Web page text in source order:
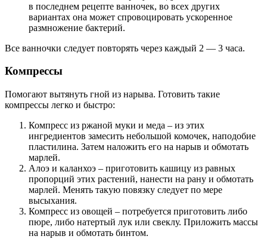
в последнем рецепте ванночек, во всех других
вариантах она может спровоцировать ускоренное
размножение бактерий.
Все ванночки следует повторять через каждый 2 — 3 часа.
Компрессы
Помогают вытянуть гной из нарыва. Готовить такие
компрессы легко и быстро:
Компресс из ржаной муки и меда – из этих
ингредиентов замесить небольшой комочек, наподобие
пластилина. Затем наложить его на нарыв и обмотать
марлей.
Алоэ и каланхоэ – приготовить кашицу из равных
пропорций этих растений, нанести на рану и обмотать
марлей. Менять такую повязку следует по мере
высыхания.
Компресс из овощей – потребуется приготовить либо
пюре, либо натертый лук или свеклу. Приложить массы
на нарыв и обмотать бинтом.